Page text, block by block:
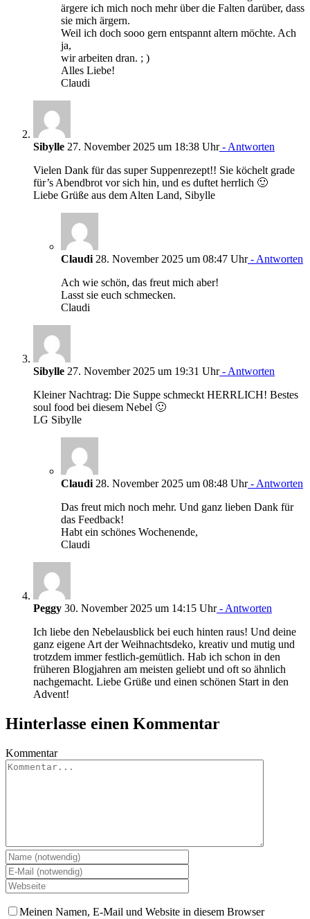
ärgere ich mich noch mehr über die Falten darüber, dass
sie mich ärgern.
Weil ich doch sooo gern entspannt altern möchte. Ach
ja,
wir arbeiten dran. ; )
Alles Liebe!
Claudi
Sibylle 27. November 2025 um 18:38 Uhr- Antworten
Vielen Dank für das super Suppenrezept!! Sie köchelt grade
für’s Abendbrot vor sich hin, und es duftet herrlich 🙂
Liebe Grüße aus dem Alten Land, Sibylle
Claudi 28. November 2025 um 08:47 Uhr- Antworten
Ach wie schön, das freut mich aber!
Lasst sie euch schmecken.
Claudi
Sibylle 27. November 2025 um 19:31 Uhr- Antworten
Kleiner Nachtrag: Die Suppe schmeckt HERRLICH! Bestes
soul food bei diesem Nebel 🙂
LG Sibylle
Claudi 28. November 2025 um 08:48 Uhr- Antworten
Das freut mich noch mehr. Und ganz lieben Dank für
das Feedback!
Habt ein schönes Wochenende,
Claudi
Peggy 30. November 2025 um 14:15 Uhr- Antworten
Ich liebe den Nebelausblick bei euch hinten raus! Und deine
ganz eigene Art der Weihnachtsdeko, kreativ und mutig und
trotzdem immer festlich-gemütlich. Hab ich schon in den
früheren Blogjahren am meisten geliebt und oft so ähnlich
nachgemacht. Liebe Grüße und einen schönen Start in den
Advent!
Hinterlasse einen Kommentar
Kommentar
Meinen Namen, E-Mail und Website in diesem Browser